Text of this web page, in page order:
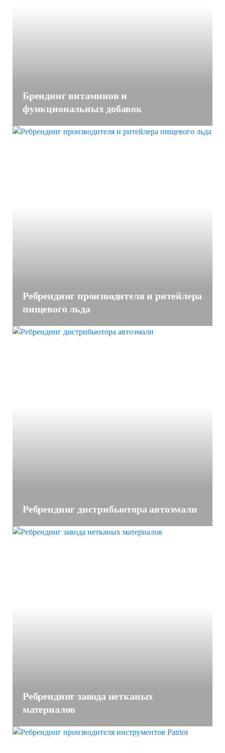
Брендинг витаминов и
функциональных добавок
Ребрендинг производителя и ритейлера
пищевого льда
Ребрендинг дистрибьютора автоэмали
Ребрендинг завода нетканых
материалов